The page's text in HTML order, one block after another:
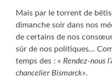
Mais par le torrent de
dimanche soir dans nos
de certains de nos
sûr de nos politiques…
temps des : « Rendez-nous
chancelier Bismarck».